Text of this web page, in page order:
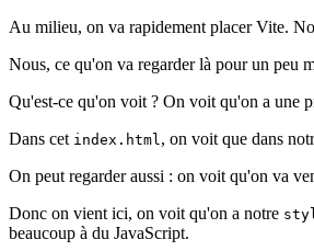
Au milieu, on va rapidement placer Vite.
Nous, ce qu'on va regarder là pour un peu
Qu'est-ce qu'on voit ? On voit qu'on a une
Dans cet index.html , on voit que dans
On peut regarder aussi : on voit qu'on va
Donc on vient ici, on voit qu'on a notre
beaucoup à du JavaScript.